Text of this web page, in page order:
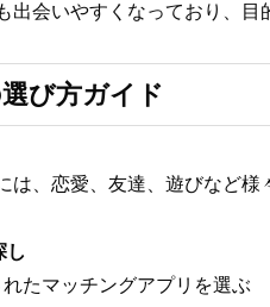
出会いやすくなっており、
び方ガイド
は、恋愛、友達、遊びなど
し
たマッチングアプリを選ぶ